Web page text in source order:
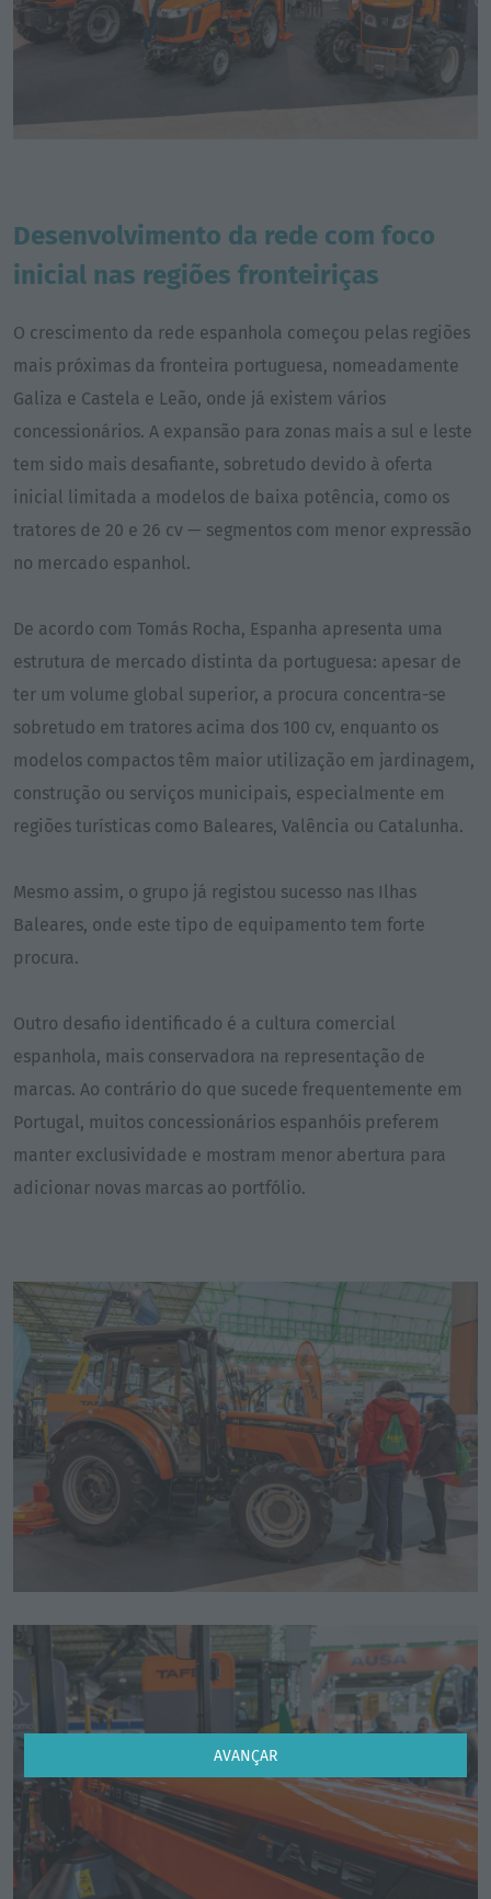
AVANÇAR
Desenvolvimento da rede com foco
inicial nas regiões fronteiriças
O crescimento da rede espanhola começou pelas regiões
mais próximas da fronteira portuguesa, nomeadamente
Galiza e Castela e Leão, onde já existem vários
concessionários. A expansão para zonas mais a sul e leste
tem sido mais desafiante, sobretudo devido à oferta
inicial limitada a modelos de baixa potência, como os
tratores de 20 e 26 cv — segmentos com menor expressão
no mercado espanhol.
De acordo com Tomás Rocha, Espanha apresenta uma
estrutura de mercado distinta da portuguesa: apesar de
ter um volume global superior, a procura concentra-se
sobretudo em tratores acima dos 100 cv, enquanto os
modelos compactos têm maior utilização em jardinagem,
construção ou serviços municipais, especialmente em
regiões turísticas como Baleares, Valência ou Catalunha.
Mesmo assim, o grupo já registou sucesso nas Ilhas
Baleares, onde este tipo de equipamento tem forte
procura.
Outro desafio identificado é a cultura comercial
espanhola, mais conservadora na representação de
marcas. Ao contrário do que sucede frequentemente em
Portugal, muitos concessionários espanhóis preferem
manter exclusividade e mostram menor abertura para
adicionar novas marcas ao portfólio.